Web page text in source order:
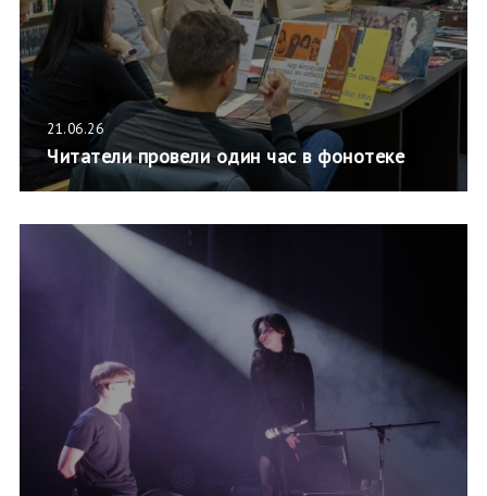
21.06.26
Читатели провели один час в фонотеке